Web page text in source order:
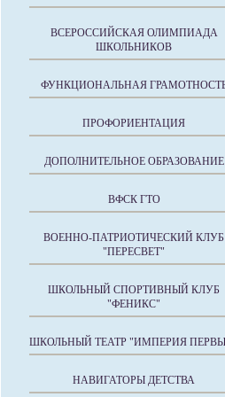
ВСЕРОССИЙСКАЯ ОЛИМПИАДА
ШКОЛЬНИКОВ
ФУНКЦИОНАЛЬНАЯ
ПРОФОРИЕНТАЦИЯ
ДОПОЛНИТЕЛЬНОЕ ОБРАЗОВАНИЕ
ВФСК ГТО
ВОЕННО-ПАТРИОТИЧЕСКИЙ КЛУБ
"ПЕРЕСВЕТ"
ШКОЛЬНЫЙ СПОРТИВНЫЙ КЛУБ
"ФЕНИКС"
ШКОЛЬНЫЙ ТЕАТР "ИМПЕРИЯ
НАВИГАТОРЫ ДЕТСТВА